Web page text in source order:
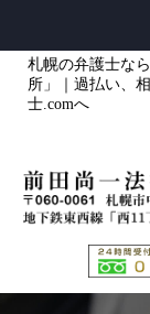
札幌の弁護士な
所」｜過払い、
士.comへ